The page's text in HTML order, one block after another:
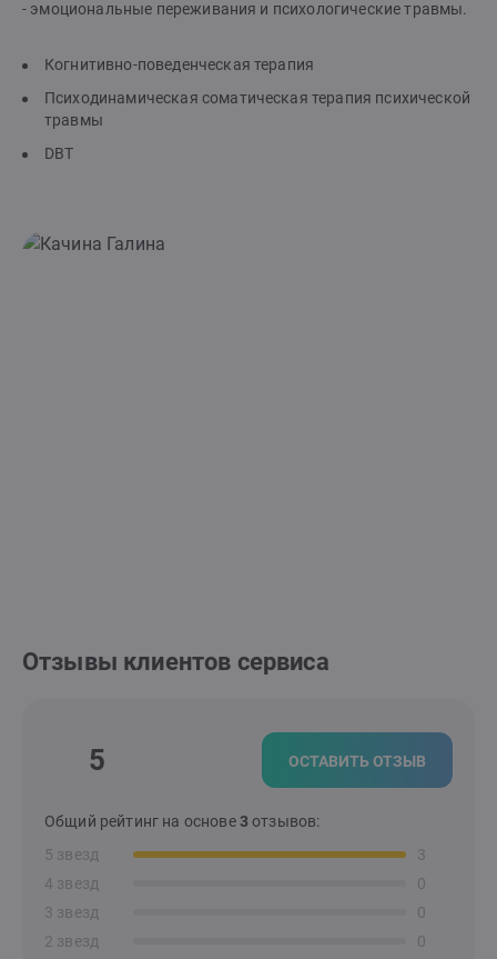
- эмоциональные переживания и психологические травмы.
Когнитивно-поведенческая терапия
Психодинамическая соматическая терапия психической
травмы
DBT
Отзывы клиентов сервиса
5 ОСТАВИТЬ ОТЗЫВ
Общий рейтинг на основе3 отзывов:
5 звезд
3
4 звезд
0
3 звезд
0
2 звезд
0